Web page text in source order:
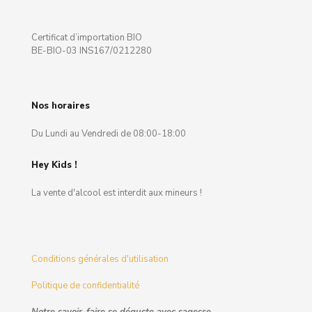
Certificat d’importation BIO
BE-BIO-03 INS167/0212280
Nos horaires
Du Lundi au Vendredi de 08:00-18:00
Hey Kids !
La vente d'alcool est interdit aux mineurs !
Conditions générales d'utilisation
Politique de confidentialité